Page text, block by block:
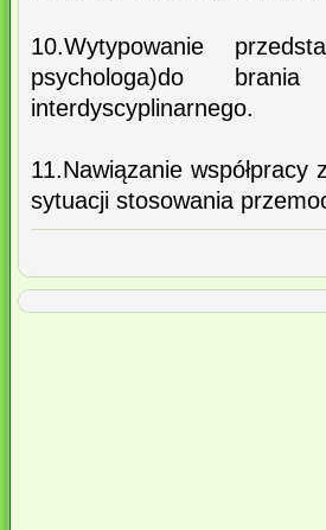
10.Wytypowanie
psychologa)do
interdyscyplinarnego.
11.Nawiązanie
sytuacji stosowania